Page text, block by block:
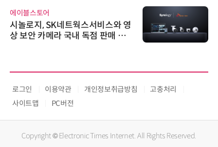
에이블스토어
시놀로지, SK네트웍스서비스와 영
상 보안 카메라 국내 독점 판매 파
로그인 이용약관 개인정보취급방침
고충처리
사이트맵
PC버전
Copyright © Electronic Times Internet. All Rights Reserved.